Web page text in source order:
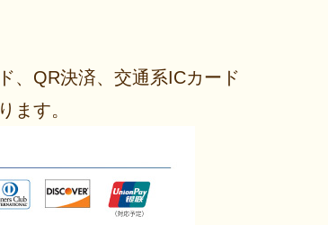
、QR決済、交通系ICカード
ます。